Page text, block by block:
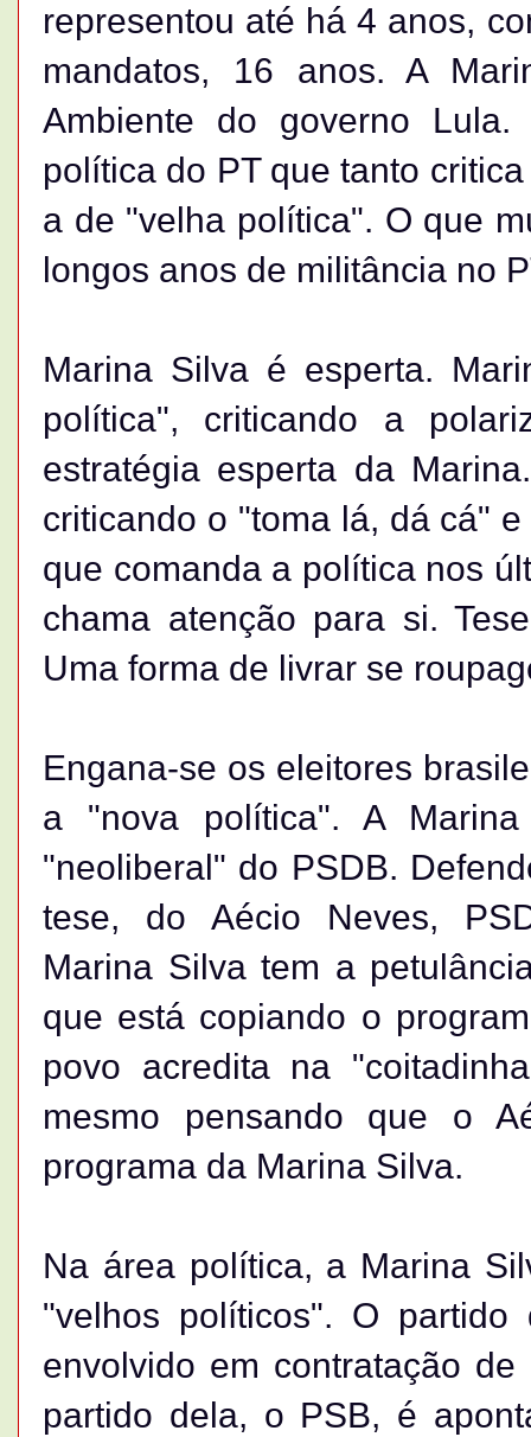
representou até há 4 anos,
mandatos, 16 anos. A
Ambiente do governo
política do PT que tanto
a de "velha política". O que
longos anos de militância no
Marina Silva é esperta.
política", criticando a
estratégia esperta da
criticando o "toma lá, dá cá"
que comanda a política nos
chama atenção para si.
Uma forma de livrar se
Engana-se os eleitores
a "nova política". A
"neoliberal" do PSDB.
tese, do Aécio Neves,
Marina Silva tem a
que está copiando o
povo acredita na
mesmo pensando que o
programa da Marina Silva.
Na área política, a Marina
"velhos políticos". O
envolvido em contratação
partido dela, o PSB, é